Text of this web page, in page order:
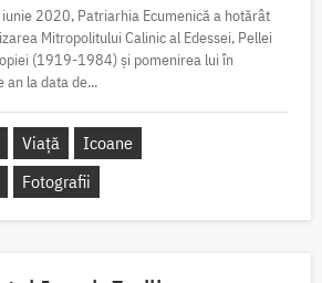
2020, Patriarhia Ecumenică a hotărât
Mitropolitului Calinic al Edessei, Pellei
(1919-1984) și pomenirea lui în
an la data de...
Viață
Icoane
Fotografii